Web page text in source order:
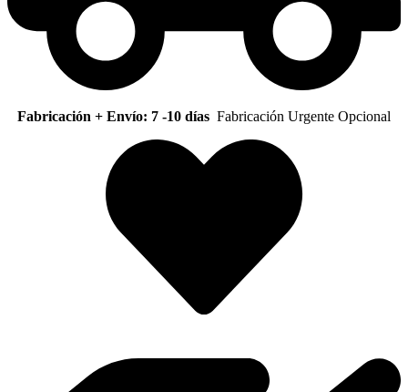
Fabricación + Envío: 7 -10 días Fabricación Urgente Opcional